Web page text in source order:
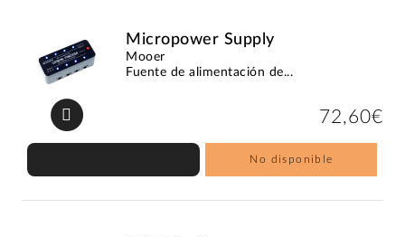
Micropower Supply
Mooer
Fuente de alimentación de...
72,60€
No disponible